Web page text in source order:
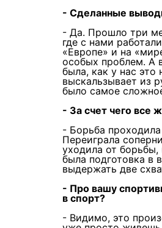
- Сделанные
- Да. Прошло три
где с нами
«Европе» и на
особых проблем. А
была, как у нас это
выскальзывает из
было самое
- За счет чего все
- Борьба
Переиграла
уходила от
была подготовка в
выдержать две
- Про вашу
в спорт?
- Видимо, это